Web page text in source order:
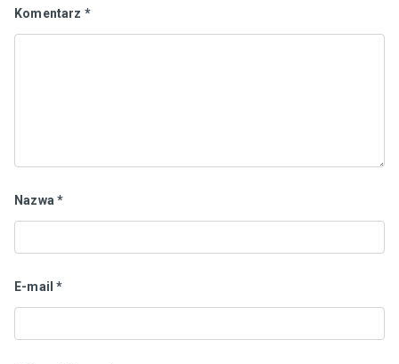
Komentarz *
Nazwa*
E-mail*